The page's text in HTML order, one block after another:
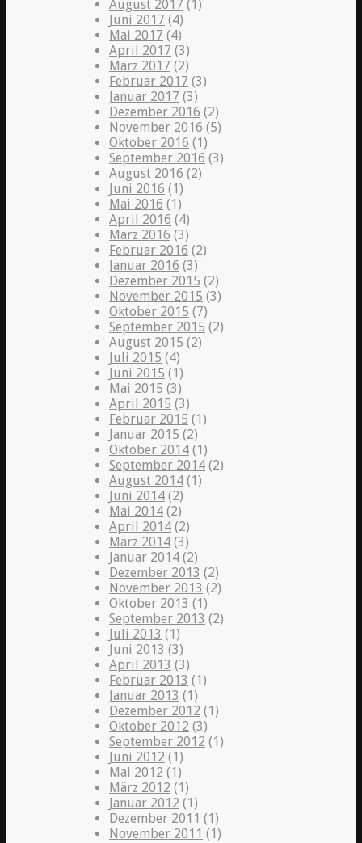
August 2017 (1)
Juni 2017 (4)
Mai 2017 (4)
April 2017 (3)
März 2017 (2)
Februar 2017 (3)
Januar 2017 (3)
Dezember 2016 (2)
November 2016 (5)
Oktober 2016 (1)
September 2016 (3)
August 2016 (2)
Juni 2016 (1)
Mai 2016 (1)
April 2016 (4)
März 2016 (3)
Februar 2016 (2)
Januar 2016 (3)
Dezember 2015 (2)
November 2015 (3)
Oktober 2015 (7)
September 2015 (2)
August 2015 (2)
Juli 2015 (4)
Juni 2015 (1)
Mai 2015 (3)
April 2015 (3)
Februar 2015 (1)
Januar 2015 (2)
Oktober 2014 (1)
September 2014 (2)
August 2014 (1)
Juni 2014 (2)
Mai 2014 (2)
April 2014 (2)
März 2014 (3)
Januar 2014 (2)
Dezember 2013 (2)
November 2013 (2)
Oktober 2013 (1)
September 2013 (2)
Juli 2013 (1)
Juni 2013 (3)
April 2013 (3)
Februar 2013 (1)
Januar 2013 (1)
Dezember 2012 (1)
Oktober 2012 (3)
September 2012 (1)
Juni 2012 (1)
Mai 2012 (1)
März 2012 (1)
Januar 2012 (1)
Dezember 2011 (1)
November 2011 (1)